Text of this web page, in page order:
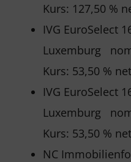
Kurs: 127,50 %
IVG EuroSelect
Luxemburg
Kurs: 53,50 %
IVG EuroSelect
Luxemburg
Kurs: 53,50 %
NC